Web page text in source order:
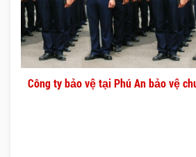
Công ty bảo vệ tại Phú An bảo vệ